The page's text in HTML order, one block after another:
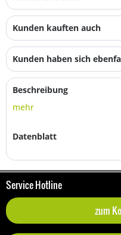
Kunden kauften auch
Kunden haben sich
Beschreibung
mehr
Datenblatt
Service Hotline
zum